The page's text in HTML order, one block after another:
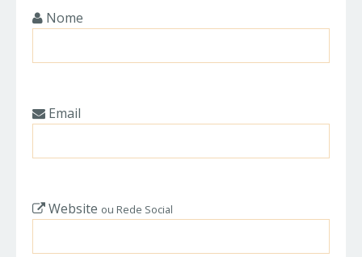
Nome
Email
Website ou Rede Social